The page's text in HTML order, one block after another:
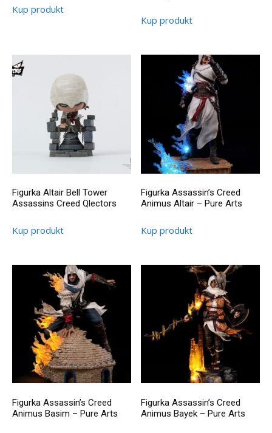
Kup produkt
Kup produkt
Figurka Altair Bell Tower
Assassins Creed Qlectors
Kup produkt
Figurka Assassin’s Creed
Animus Altair – Pure Arts
Kup produkt
Figurka Assassin’s Creed
Animus Basim – Pure Arts
Figurka Assassin’s Creed
Animus Bayek – Pure Arts